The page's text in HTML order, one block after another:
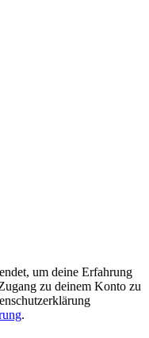
um deine Erfahrung
zu deinem Konto zu
.